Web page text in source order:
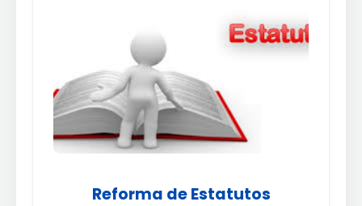
Reforma de Estatutos